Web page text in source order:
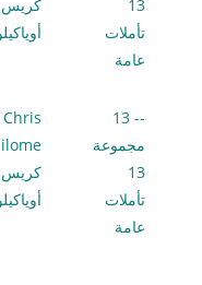
13
تأملات
عامة
كريس
-- 13
مجموعة
13
تأملات
عامة
Chris
كريس